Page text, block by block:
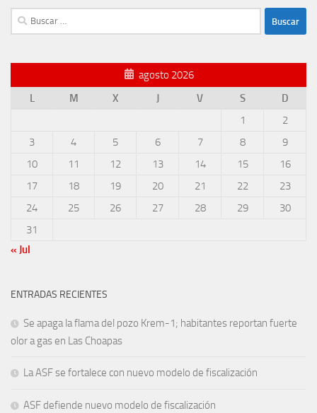
Buscar:
agosto 2026
L
M X J V S
D
1
2
3
4 5 6 7 8
9
10
11 12 13 14 15
16
17
18 19 20 21 22
23
24
25 26 27 28 29
30
31
« Jul
ENTRADAS RECIENTES
Se apaga la flama del pozo Krem-1; habitantes reportan fuerte
olor a gas en Las Choapas
La ASF se fortalece con nuevo modelo de fiscalización
ASF defiende nuevo modelo de fiscalización